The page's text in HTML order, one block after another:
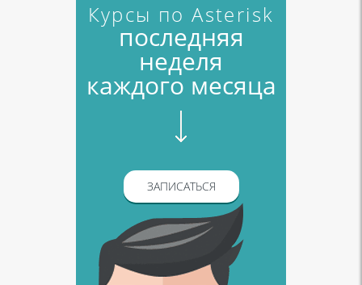
Курсы по Asterisk
последняя
неделя
каждого месяца
ЗАПИСАТЬСЯ